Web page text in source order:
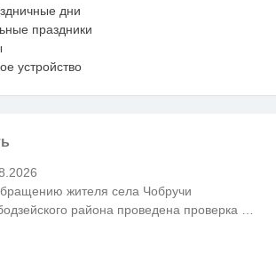
дни
праздники
устройство
жителя села Чобручи
района проведена проверка